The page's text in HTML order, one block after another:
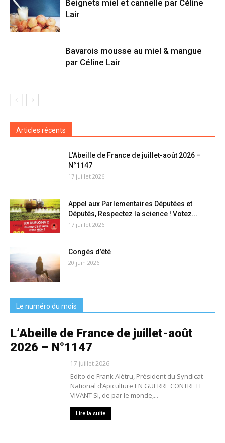
Beignets miel et cannelle par Céline
Lair
Bavarois mousse au miel & mangue
par Céline Lair
Articles récents
L’Abeille de France de juillet-août 2026 –
N°1147
17 juillet 2026
Appel aux Parlementaires Députées et
Députés, Respectez la science ! Votez...
17 juillet 2026
Congés d’été
20 juin 2026
Le numéro du mois
L’Abeille de France de juillet-août
2026 – N°1147
17 juillet 2026
Edito de Frank Alétru, Président du Syndicat
National d’Apiculture EN GUERRE CONTRE LE
VIVANT Si, de par le monde,...
Lire la suite